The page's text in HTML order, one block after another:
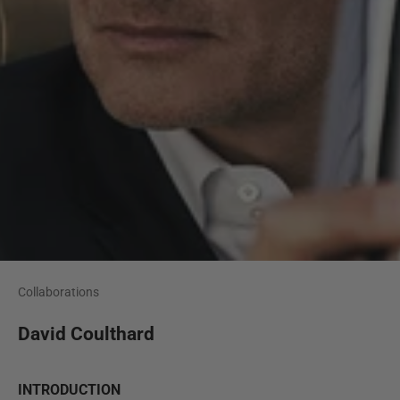
Collaborations
David Coulthard
INTRODUCTION